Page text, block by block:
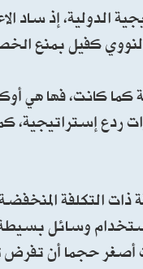
الدولية، إذ ساد
كفيل بمنع
كما كانت، فها هي
ردع إستراتيجية،
التكلفة
وسائل بسيطة
أصغر حجما أن